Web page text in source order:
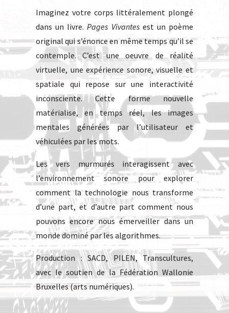
Imaginez votre corps littéralement plongé
dans un livre.Pages Vivantesest un poème
original qui s’énonce en même temps qu’il se
contemple. C’est une oeuvre de réalité
virtuelle, une expérience sonore, visuelle et
spatiale qui repose sur une interactivité
inconsciente. Cette forme nouvelle
matérialise, en temps réel, les images
mentales générées par l’utilisateur et
véhiculées par les mots.
Les vers murmurés interagissent avec
l’environnement sonore pour explorer
comment la technologie nous transforme
d’une part, et d’autre part comment nous
pouvons encore nous émerveiller dans un
monde dominé par les algorithmes.
Production : SACD, PILEN, Transcultures,
avec le soutien de la Fédération Wallonie
Bruxelles (arts numériques).